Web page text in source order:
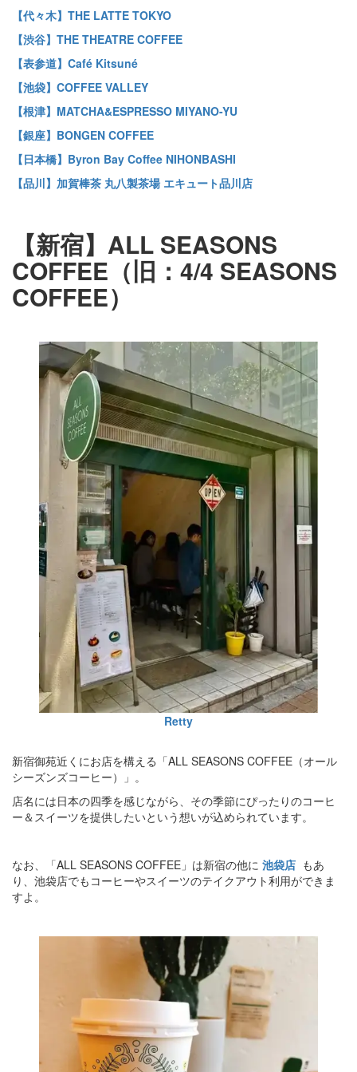
【代々木】THE LATTE TOKYO
【渋谷】THE THEATRE COFFEE
【表参道】Café Kitsuné
【池袋】COFFEE VALLEY
【根津】MATCHA&ESPRESSO MIYANO-YU
【銀座】BONGEN COFFEE
【日本橋】Byron Bay Coffee NIHONBASHI
【品川】加賀棒茶 丸八製茶場 エキュート品川店
【新宿】ALL SEASONS
COFFEE（旧：4/4 SEASONS
COFFEE）
Retty
新宿御苑近くにお店を構える「ALL SEASONS COFFEE（オール
シーズンズコーヒー）」。
店名には日本の四季を感じながら、その季節にぴったりのコーヒ
ー＆スイーツを提供したいという想いが込められています。
なお、「ALL SEASONS COFFEE」は新宿の他に 池袋店 もあ
り、池袋店でもコーヒーやスイーツのテイクアウト利用ができま
すよ。